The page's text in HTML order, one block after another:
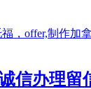
信办理留